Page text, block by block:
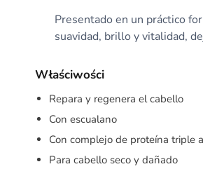
Presentado en un práctico
suavidad, brillo y vitalidad,
Właściwości
Repara y regenera el cabello
Con escualano
Con complejo de proteína triple
Para cabello seco y dañado